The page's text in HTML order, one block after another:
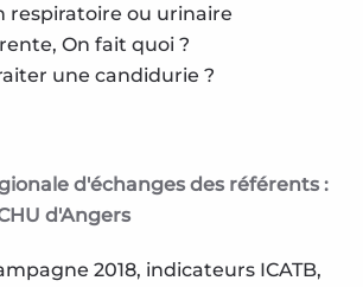
respiratoire ou urinaire
On fait quoi ?
une candidurie ?
d'échanges des référents :
d'Angers
2018, indicateurs ICATB,